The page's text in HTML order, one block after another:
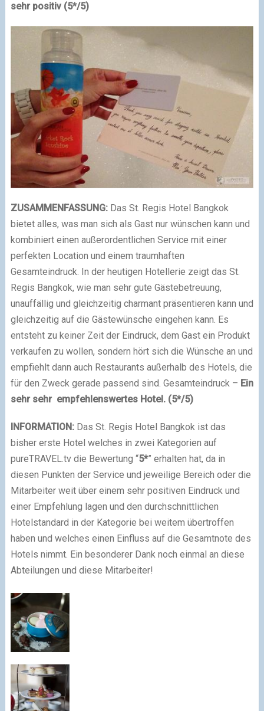
sehr positiv (5*/5)
ZUSAMMENFASSUNG: Das St. Regis Hotel Bangkok
bietet alles, was man sich als Gast nur wünschen kann und
kombiniert einen außerordentlichen Service mit einer
perfekten Location und einem traumhaften
Gesamteindruck. In der heutigen Hotellerie zeigt das St.
Regis Bangkok, wie man sehr gute Gästebetreuung,
unauffällig und gleichzeitig charmant präsentieren kann und
gleichzeitig auf die Gästewünsche eingehen kann. Es
entsteht zu keiner Zeit der Eindruck, dem Gast ein Produkt
verkaufen zu wollen, sondern hört sich die Wünsche an und
empfiehlt dann auch Restaurants außerhalb des Hotels, die
für den Zweck gerade passend sind. Gesamteindruck – Ein
sehr sehr empfehlenswertes Hotel. (5*/5)
INFORMATION: Das St. Regis Hotel Bangkok ist das
bisher erste Hotel welches in zwei Kategorien auf
pureTRAVEL.tv die Bewertung “5*” erhalten hat, da in
diesen Punkten der Service und jeweilige Bereich oder die
Mitarbeiter weit über einem sehr positiven Eindruck und
einer Empfehlung lagen und den durchschnittlichen
Hotelstandard in der Kategorie bei weitem übertroffen
haben und welches einen Einfluss auf die Gesamtnote des
Hotels nimmt. Ein besonderer Dank noch einmal an diese
Abteilungen und diese Mitarbeiter!